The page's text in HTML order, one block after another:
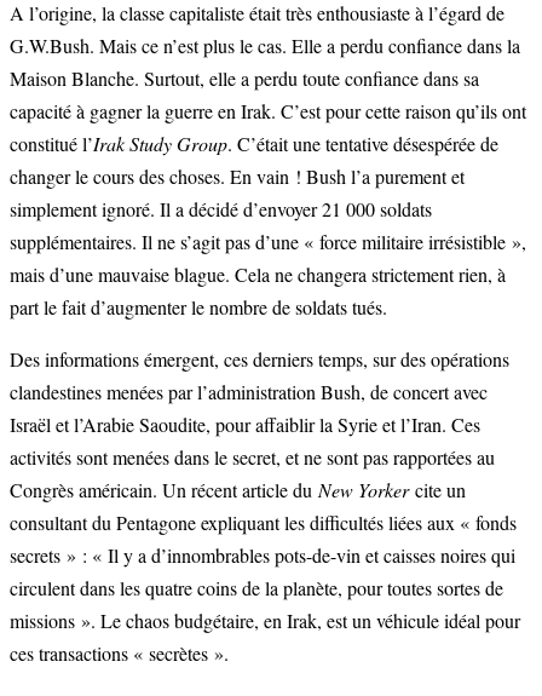
A l’origine, la classe capitaliste était très enthousiaste à l’égard de
G.W.Bush. Mais ce n’est plus le cas. Elle a perdu confiance dans la
Maison Blanche. Surtout, elle a perdu toute confiance dans sa
capacité à gagner la guerre en Irak. C’est pour cette raison qu’ils ont
constitué l’Irak Study Group. C’était une tentative désespérée de
changer le cours des choses. En vain ! Bush l’a purement et
simplement ignoré. Il a décidé d’envoyer 21 000 soldats
supplémentaires. Il ne s’agit pas d’une « force militaire irrésistible »,
mais d’une mauvaise blague. Cela ne changera strictement rien, à
part le fait d’augmenter le nombre de soldats tués.
Des informations émergent, ces derniers temps, sur des opérations
clandestines menées par l’administration Bush, de concert avec
Israël et l’Arabie Saoudite, pour affaiblir la Syrie et l’Iran. Ces
activités sont menées dans le secret, et ne sont pas rapportées au
Congrès américain. Un récent article duNew Yorkercite un
consultant du Pentagone expliquant les difficultés liées aux « fonds
secrets » : « Il y a d’innombrables pots-de-vin et caisses noires qui
circulent dans les quatre coins de la planète, pour toutes sortes de
missions ». Le chaos budgétaire, en Irak, est un véhicule idéal pour
ces transactions « secrètes ».